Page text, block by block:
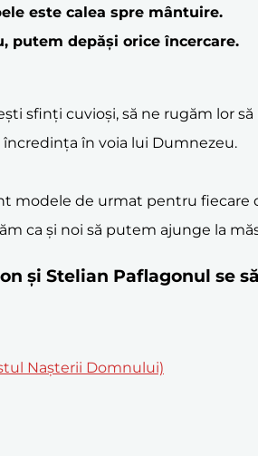
este calea spre mântuire.
putem depăși orice încercare.
sfinți cuvioși, să ne rugăm lor
încredința în voia lui Dumnezeu.
modele de urmat pentru fiecare
ca și noi să putem ajunge la
şi Stelian Paflagonul se
Naşterii Domnului)